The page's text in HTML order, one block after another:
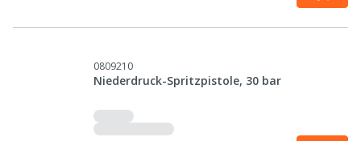
0809210
Niederdruck-Spritzpistole, 30 bar